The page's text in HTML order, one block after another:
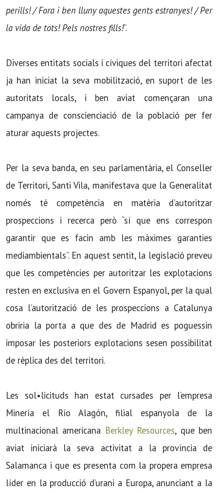
perills! / Fora i ben lluny aquestes gents estranyes! / Per
la vida de tots! Pels nostres fills!”.
Diverses entitats socials i cíviques del territori afectat
ja han iniciat la seva mobilització, en suport de les
autoritats locals, i ben aviat començaran una
campanya de conscienciació de la població per fer
aturar aquests projectes.
Per la seva banda, en seu parlamentària, el Conseller
de Territori, Santi Vila, manifestava que la Generalitat
només té competència en matèria d’autoritzar
prospeccions i recerca però “sí que ens correspon
garantir que es facin amb les màximes garanties
mediambientals”. En aquest sentit, la legislació preveu
que les competències per autoritzar les explotacions
resten en exclusiva en el Govern Espanyol, per la qual
cosa l’autorització de les prospeccions a Catalunya
obriria la porta a que des de Madrid es poguessin
imposar les posteriors explotacions sesen possibilitat
de rèplica des del territori.
Les sol•licituds han estat cursades per l’empresa
Minería el Río Alagón, filial espanyola de la
multinacional americana Berkley Resources, que ben
aviat iniciarà la seva activitat a la província de
Salamanca i que es presenta com la propera empresa
líder en la producció d’urani a Europa, anunciant a la